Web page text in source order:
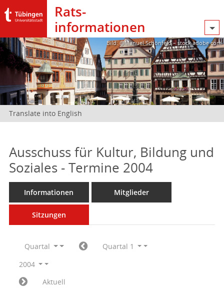
Rats­
informationen
Bild: @Manuel Schönfeld – stock.adobe.com
Translate into English
Ausschuss für Kultur, Bildung und
Soziales - Termine 2004
Informationen Mitglieder
Sitzungen
Quartal
Quartal 1
2004
Aktuell